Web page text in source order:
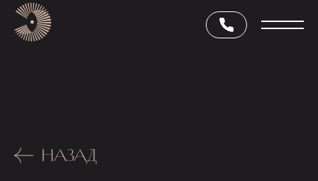
НАЗАД